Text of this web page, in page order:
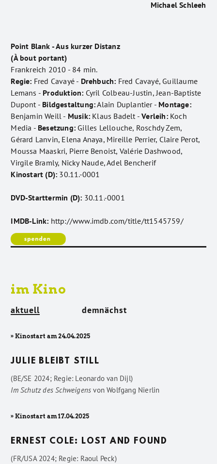
Michael Schleeh
Point Blank - Aus kurzer Distanz
(À bout portant)
Frankreich 2010 - 84 min.
Regie: Fred Cavayé - Drehbuch: Fred Cavayé, Guillaume
Lemans - Produktion: Cyril Colbeau-Justin, Jean-Baptiste
Dupont - Bildgestaltung:Alain Duplantier - Montage:
Benjamin Weill - Musik: Klaus Badelt -Verleih:Koch
Media - Besetzung: Gilles Lellouche, Roschdy Zem,
Gérard Lanvin, Elena Anaya, Mireille Perrier, Claire Perot,
Moussa Maaskri, Pierre Benoist, Valérie Dashwood,
Virgile Bramly, Nicky Naude, Adel Bencherif
Kinostart (D): 30.11.-0001
DVD-Starttermin (D): 30.11.-0001
IMDB-Link: http://www.imdb.com/title/tt1545759/
im Kino
aktuell demnächst
» Kinostart am 24.04.2025
JULIE BLEIBT STILL
(BE/SE 2024; Regie: Leonardo van Dijl)
Im Schutz des Schweigens vonWolfgang Nierlin
» Kinostart am 17.04.2025
ERNEST COLE: LOST AND FOUND
(FR/USA 2024; Regie: Raoul Peck)